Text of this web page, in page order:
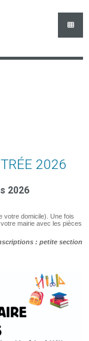
2026
2026
votre domicile). Une fois
mairie avec les pièces
: petite section